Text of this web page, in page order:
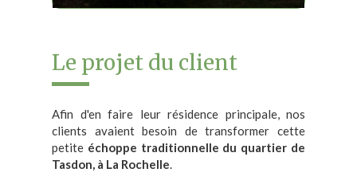
Le projet du client
Afin d'en faire leur résidence principale, nos
clients avaient besoin de transformer cette
petite échoppe traditionnelle du quartier de
Tasdon, à La Rochelle